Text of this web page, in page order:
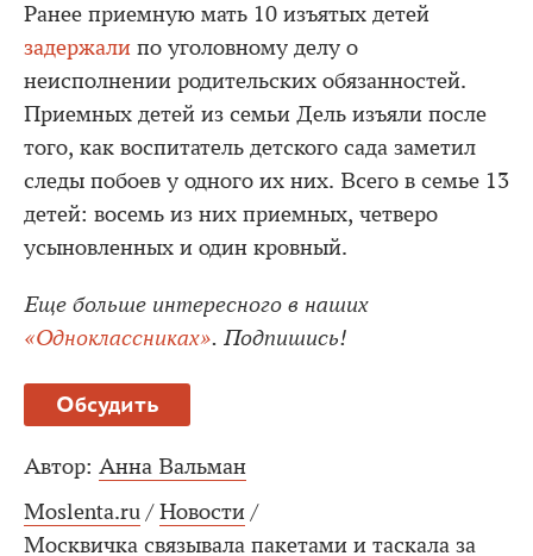
Ранее приемную мать 10 изъятых детей
задержали по уголовному делу о
неисполнении родительских обязанностей.
Приемных детей из семьи Дель изъяли после
того, как воспитатель детского сада заметил
следы побоев у одного их них. Всего в семье 13
детей: восемь из них приемных, четверо
усыновленных и один кровный.
Еще больше интересного в наших
«Одноклассниках». Подпишись!
Обсудить
Автор: Анна Вальман
Moslenta.ru / Новости /
Москвичка связывала пакетами и таскала за